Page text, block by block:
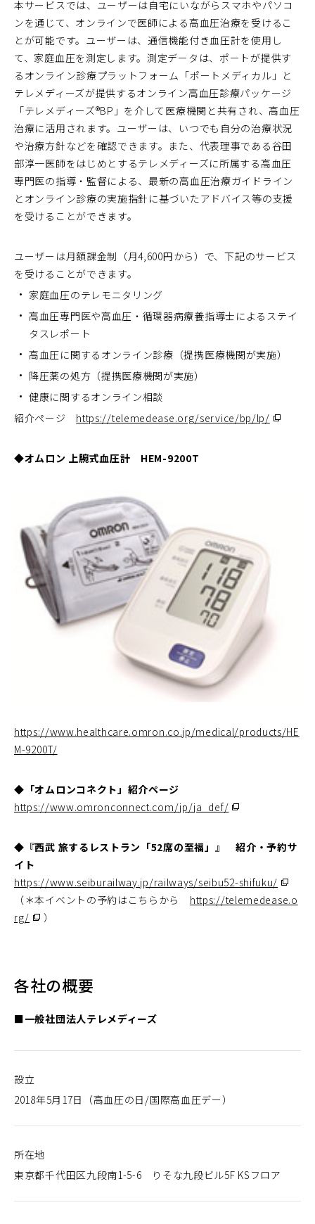
本サービスでは、ユーザーは自宅にいながらスマホやパソコ
ンを通じて、オンラインで医師による高血圧治療を受けるこ
とが可能です。ユーザーは、通信機能付き血圧計を使用し
て、家庭血圧を測定します。測定データは、ポートが提供す
るオンライン診療プラットフォーム「ポートメディカル」と
テレメディーズが提供するオンライン高血圧診療パッケージ
「テレメディーズ®BP」を介して医療機関と共有され、高血圧
治療に活用されます。ユーザーは、いつでも自分の治療状況
や治療方針などを確認できます。また、代表理事である谷田
部淳一医師をはじめとするテレメディーズに所属する高血圧
専門医の指導・監督による、最新の高血圧治療ガイドライン
とオンライン診療の実施指針に基づいたアドバイス等の支援
を受けることができます。
ユーザーは月額課金制（月4,600円から）で、下記のサービス
を受けることができます。
家庭血圧のテレモニタリング
高血圧専門医や高血圧・循環器病療養指導士によるステイ
タスレポート
高血圧に関するオンライン診療（提携医療機関が実施）
降圧薬の処方（提携医療機関が実施）
健康に関するオンライン相談
紹介ページ https://telemedease.org/service/bp/lp/ （別
ウ
◆オムロン 上腕式血圧計 HEM-9200T
https://www.healthcare.omron.co.jp/medical/products/HE
M-9200T/
◆「オムロンコネクト」紹介ページ
https://www.omronconnect.com/jp/ja_def/ （別
ウ
ド
ウ
く）
◆『西武 旅するレストラン「52席の至福」』 紹介・予約サ
イト
https://www.seiburailway.jp/railways/seibu52-shifuku/ （別
ウ
ィ
ン
（＊本イベントの予約はこちらから https://telemedease.o
rg/ （別
ウ
開
く）
）
各社の概要
■一般社団法人テレメディーズ
設立
2018年5月17日（高血圧の日/国際高血圧デー）
所在地
東京都千代田区九段南1-5-6 りそな九段ビル5F KSフロア